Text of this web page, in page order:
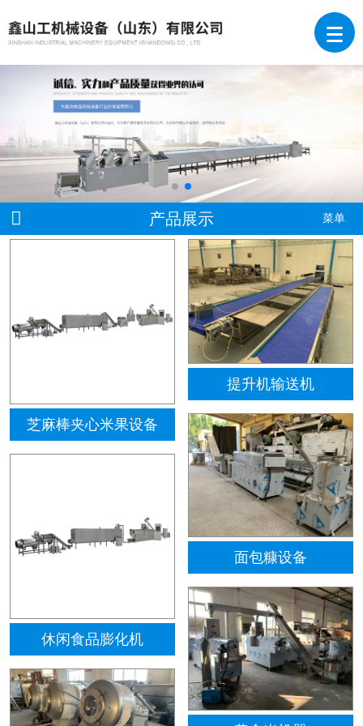
产品展示 菜单
芝麻棒夹心米果设备
休闲食品膨化机
提升机输送机
面包糠设备